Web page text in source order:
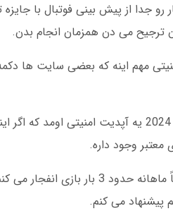
رو جدا از پیش بینی فوتبال با
ترجیح می دن همزمان انجام بدن.
مهم اینه که بعضی سایت ها
در دسامبر 2024 یه آپدیت امنیتی
وجود داره.
پیشنهاد می کنم.